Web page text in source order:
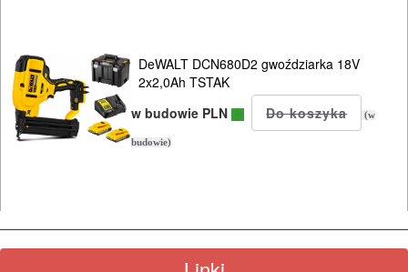
wiertarki
ręczne
wiertarki
stołowe
wkrętarki
DeWALT DCN680D2 gwoździarka 18V
2x2,0Ah TSTAK
w budowie PLN
(w
budowie)